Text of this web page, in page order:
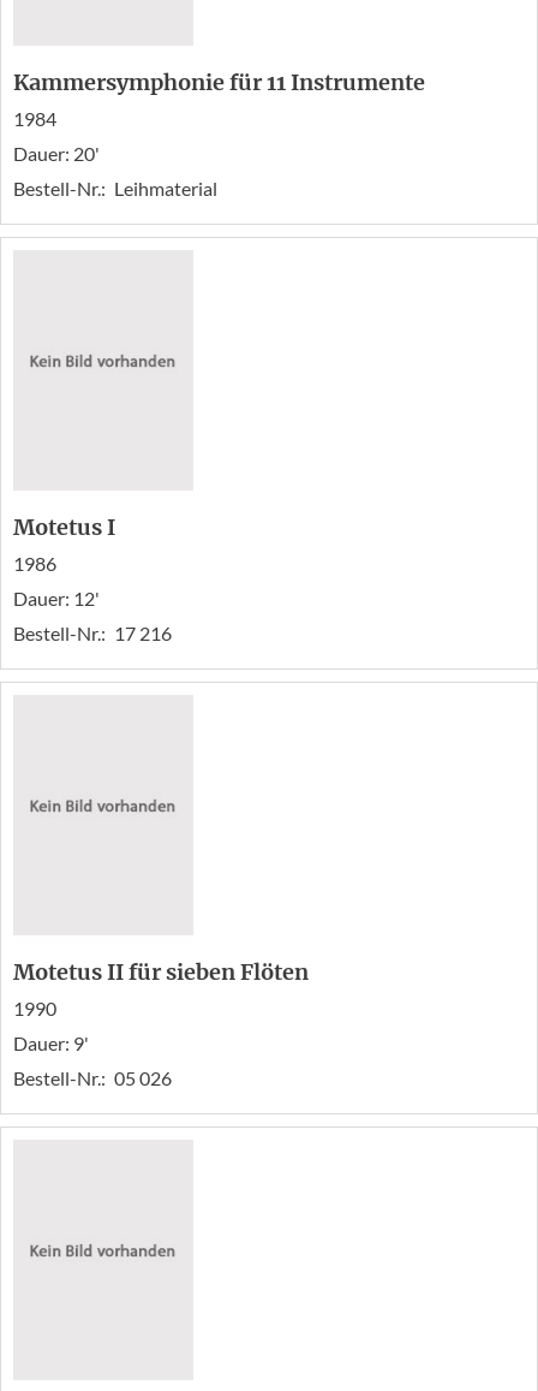
Kammersymphonie für 11 Instrumente
1984
Dauer: 20'
Bestell-Nr.: Leihmaterial
Motetus I
1986
Dauer: 12'
Bestell-Nr.: 17 216
Motetus II für sieben Flöten
1990
Dauer: 9'
Bestell-Nr.: 05 026